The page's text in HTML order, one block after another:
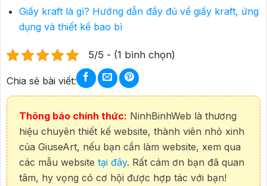
Giấy kraft là gì? Hướng dẫn đầy đủ về giấy kraft, ứng
dụng và thiết kế bao bì
5/5 - (1 bình chọn)
Chia sẻ bài viết:
Thông báo chính thức: NinhBinhWeb là thương
hiệu chuyên thiết kế website, thành viên nhỏ xinh
của GiuseArt, nếu bạn cần làm website, xem qua
các mẫu website tại đây. Rất cám ơn bạn đã quan
tâm, hy vọng có cơ hội được hợp tác với bạn!